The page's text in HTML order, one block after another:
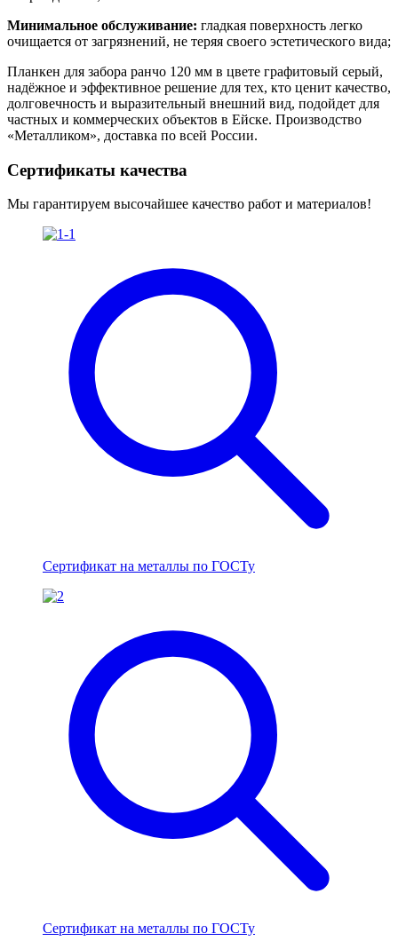
Минимальное обслуживание: гладкая поверхность легко
очищается от загрязнений, не теряя своего эстетического вида;
Планкен для забора ранчо 120 мм в цвете графитовый серый,
надёжное и эффективное решение для тех, кто ценит качество,
долговечность и выразительный внешний вид, подойдет для
частных и коммерческих объектов в Ейске. Производство
«Металликом», доставка по всей России.
Сертификаты качества
Мы гарантируем высочайшее качество работ и материалов!
Сертификат на металлы по ГОСТу
Сертификат на металлы по ГОСТу